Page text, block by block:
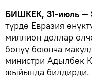
БИШКЕК, 31-июль —
түрдө Евразия
миллион доллар
бөлүү боюнча
министри Адылбек
жыйында билдирди.